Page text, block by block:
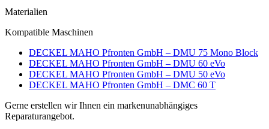
Materialien
Kompatible Maschinen
DECKEL MAHO Pfronten GmbH – DMU 75 Mono Block
DECKEL MAHO Pfronten GmbH – DMU 60 eVo
DECKEL MAHO Pfronten GmbH – DMU 50 eVo
DECKEL MAHO Pfronten GmbH – DMC 60 T
Gerne erstellen wir Ihnen ein markenunabhängiges
Reparaturangebot.